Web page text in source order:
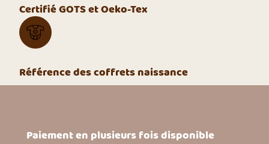
Certifié GOTS et Oeko-Tex
Référence des coffrets naissance
Paiement en plusieurs fois disponible